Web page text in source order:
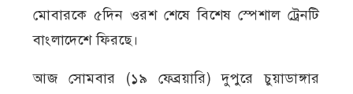
মোবারকে ৫দিন ওরশ শেষে বিশেষ স্পেশাল ট্রেনটি
বাংলাদেশে ফিরছে।
আজ সোমবার (১৯ ফেব্রয়ারি) দুপুরে চুয়াডাঙ্গার